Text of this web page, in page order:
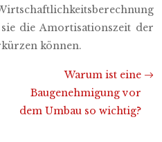
die Amortisationszeit der
können.
Warum ist eine
Baugenehmigung vor
dem Umbau so wichtig?